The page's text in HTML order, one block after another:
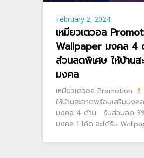
February 2, 2024
เหมียวเตวอล
Wallpaper มงคล 4
ส่วนลดพิเศษ ให้บ้านส
มงคล
เหมียวเตวอล Promotion
ให้บ้านสะอาดพร้อมเสริมมง
มงคล 4 ด้าน รับส่วนลด
มงคล 1 โค้ด จะได้รับ